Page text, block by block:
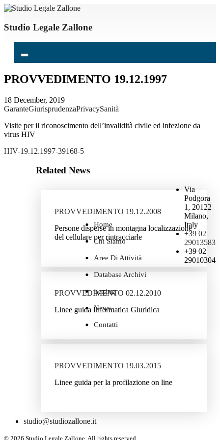
Studio Legale Zallone
Home
Chi Siamo
Aree Di Attività
Database Archivi
Lexing
News
Contatti
PROVVEDIMENTO 19.12.1997
18 December, 2019
GaranteGiurisprudenzaPrivacySanità
Visite per il riconoscimento dell’invalidità civile ed infezione da
virus HIV
HIV-19.12.1997-39168-5
Related News
PROVVEDIMENTO 19.12.2008
Persone disperse in montagna localizzazione
del cellulare per rintracciarle
PROVVEDIMENTO 02.12.2010
Linee guida Informatica Giuridica
PROVVEDIMENTO 19.03.2015
Linee guida per la profilazione on line
Via
Podgora
1, 20122
Milano,
Italy
+39 02
29013583
+39 02
29010304
studio@studiozallone.it
© 2026 Studio Legale Zallone. All rights reserved.